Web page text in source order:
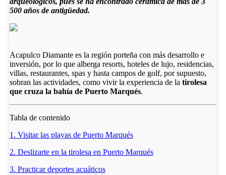
500 años de antigüedad.
Acapulco Diamante es la región porteña con más desarrollo e
inversión, por lo que alberga resorts, hoteles de lujo, residencias,
villas, restaurantes, spas y hasta campos de golf, por supuesto,
sobran las actividades, como vivir la experiencia de la tirolesa
que cruza la bahía de Puerto Marqués.
Tabla de contenido
1. Visitar las playas de Puerto Marqués
2. Deslizarte en la tirolesa en Puerto Marqués
3. Practicar deportes acuáticos